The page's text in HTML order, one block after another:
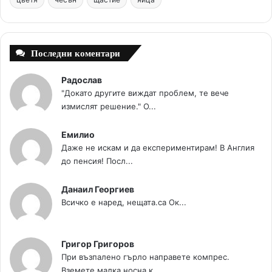
t
m
Последни коментари
Радослав
"Докато другите виждат проблем, те вече
измислят решение." О...
Емилио
Даже не искам и да експериментирам! В Англия
до пенсия! Посл...
Данаил Георгиев
Всичко е наред, нещата.са Ок...
Григор Григоров
При възпалено гърло направете компрес.